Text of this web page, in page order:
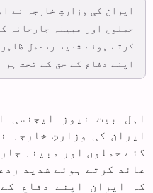
ایران کی وزارتِ خارجہ نے
حملوں اور مبینہ جارحانہ
کرتے ہوئے شدید ردعمل
اپنے دفاع کے حق کے تحت ہر
اہل بیت نیوز ایجنسی
ایران کی وزارتِ خارجہ
گئے حملوں اور مبینہ
عائد کرتے ہوئے شدید
کہ ایران اپنے دفاع